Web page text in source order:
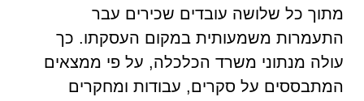
מתוך כל שלושה עובדים שכירים עבר
התעמרות משמעותית במקום העסקתו. כך
עולה מנתוני משרד הכלכלה, על פי ממצאים
המתבססים על סקרים, עבודות ומחקרים